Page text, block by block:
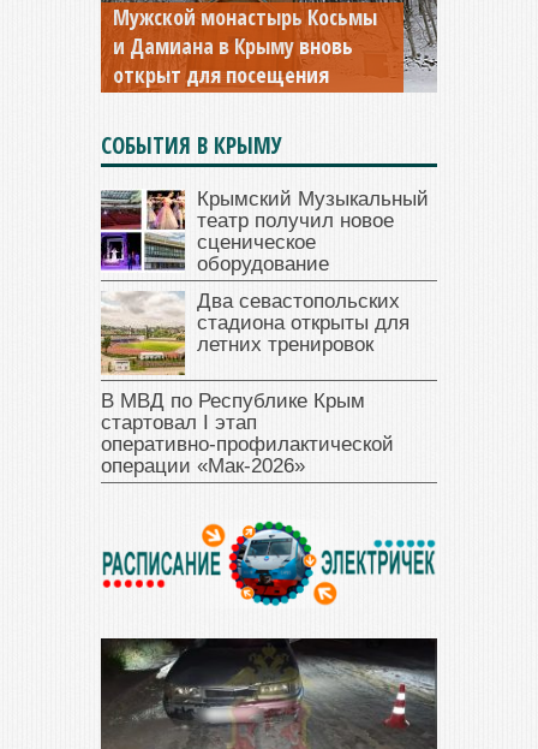
Мужской монастырь Косьмы
и Дамиана в Крыму вновь
открыт для посещения
СОБЫТИЯ В КРЫМУ
Крымский Музыкальный
театр получил новое
сценическое
оборудование
Два севастопольских
стадиона открыты для
летних тренировок
В МВД по Республике Крым
стартовал I этап
оперативно‑профилактической
операции «Мак‑2026»